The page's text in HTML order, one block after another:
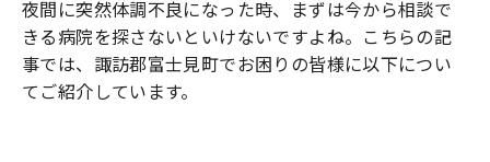
夜間に突然体調不良になった時、まずは今から相談で
きる病院を探さないといけないですよね。こちらの記
事では、 諏訪郡富士見町でお困りの皆様に以下につい
てご紹介しています。